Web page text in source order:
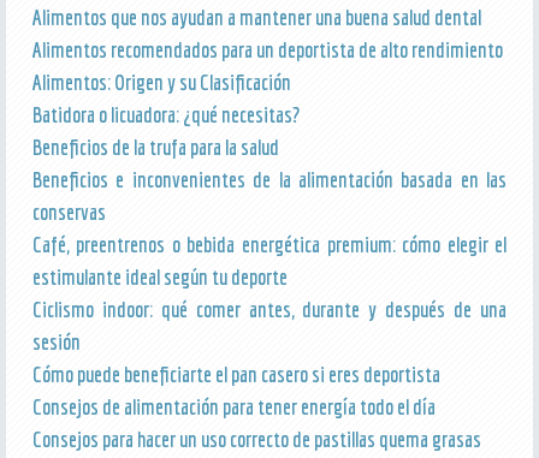
Alimentos que nos ayudan a mantener una buena salud dental
Alimentos recomendados para un deportista de alto rendimiento
Alimentos: Origen y su Clasificación
Batidora o licuadora: ¿qué necesitas?
Beneficios de la trufa para la salud
Beneficios e inconvenientes de la alimentación basada en las
conservas
Café, preentrenos o bebida energética premium: cómo elegir el
estimulante ideal según tu deporte
Ciclismo indoor: qué comer antes, durante y después de una
sesión
Cómo puede beneficiarte el pan casero si eres deportista
Consejos de alimentación para tener energía todo el día
Consejos para hacer un uso correcto de pastillas quema grasas